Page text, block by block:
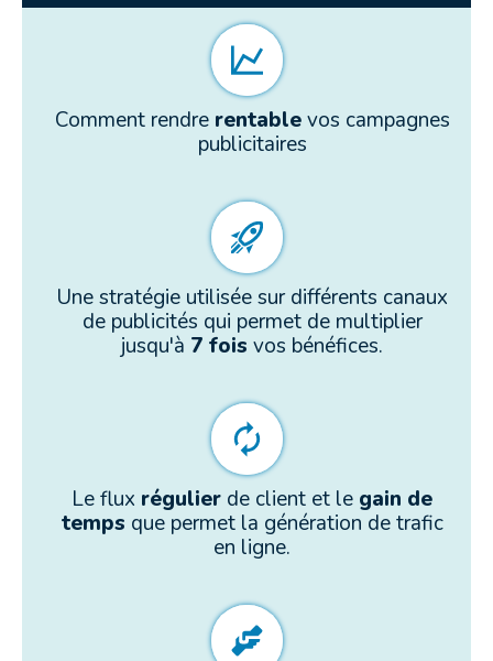
Comment rendre rentablevos campagnes
publicitaires
Une stratégie utilisée sur différents canaux
de publicités qui permet de multiplier
jusqu'à 7 fois vos bénéfices.
Le flux régulier de client et le gain de
temps que permet la génération de trafic
en ligne.